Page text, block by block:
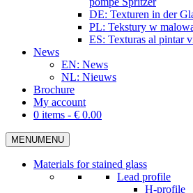
DE: Texturen in der
PL: Tekstury w
ES: Texturas al pintar
News
EN: News
NL: Nieuws
Brochure
My account
0 items - € 0.00
MENUMENU
Materials for stained glass
Lead profile
H-profile